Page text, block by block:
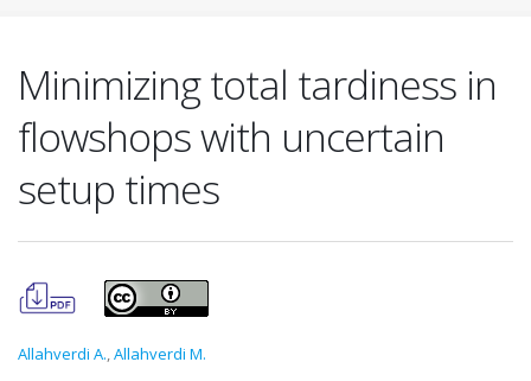
Minimizing total tardiness in
flowshops with uncertain
setup times
Allahverdi A.,Allahverdi M.